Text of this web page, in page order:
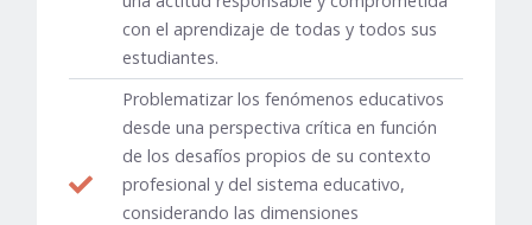
con el aprendizaje de todas y todos sus
estudiantes.
Problematizar los fenómenos educativos
desde una perspectiva crítica en función
de los desafíos propios de su contexto
profesional y del sistema educativo,
considerando las dimensiones